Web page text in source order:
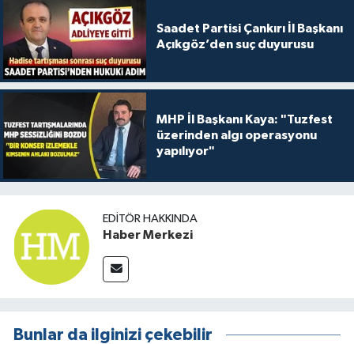
Saadet Partisi Çankırı İl Başkanı
Açıkgöz’den suç duyurusu
MHP İl Başkanı Kaya: "Tuzfest
üzerinden algı operasyonu
yapılıyor"
EDITÖR HAKKINDA
Haber Merkezi
Bunlar da ilginizi çekebilir